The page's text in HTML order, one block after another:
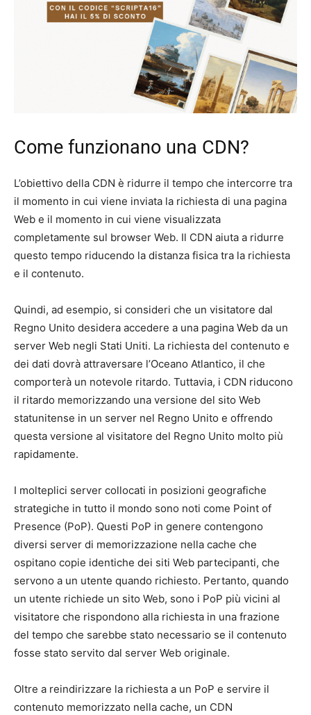
Come funzionano una CDN?
L’obiettivo della CDN è ridurre il tempo che intercorre tra
il momento in cui viene inviata la richiesta di una pagina
Web e il momento in cui viene visualizzata
completamente sul browser Web. Il CDN aiuta a ridurre
questo tempo riducendo la distanza fisica tra la richiesta
e il contenuto.
Quindi, ad esempio, si consideri che un visitatore dal
Regno Unito desidera accedere a una pagina Web da un
server Web negli Stati Uniti. La richiesta del contenuto e
dei dati dovrà attraversare l’Oceano Atlantico, il che
comporterà un notevole ritardo. Tuttavia, i CDN riducono
il ritardo memorizzando una versione del sito Web
statunitense in un server nel Regno Unito e offrendo
questa versione al visitatore del Regno Unito molto più
rapidamente.
I molteplici server collocati in posizioni geografiche
strategiche in tutto il mondo sono noti come Point of
Presence (PoP). Questi PoP in genere contengono
diversi server di memorizzazione nella cache che
ospitano copie identiche dei siti Web partecipanti, che
servono a un utente quando richiesto. Pertanto, quando
un utente richiede un sito Web, sono i PoP più vicini al
visitatore che rispondono alla richiesta in una frazione
del tempo che sarebbe stato necessario se il contenuto
fosse stato servito dal server Web originale.
Oltre a reindirizzare la richiesta a un PoP e servire il
contenuto memorizzato nella cache, un CDN